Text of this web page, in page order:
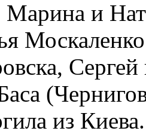
Марина и
из Киева.